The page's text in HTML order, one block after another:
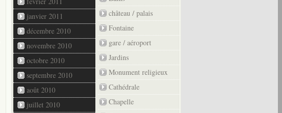
janvier 2011
décembre 2010
novembre 2010
octobre 2010
septembre 2010
août 2010
juillet 2010
château / palais
Fontaine
gare / aéroport
Jardins
Monument religieux
Cathédrale
Chapelle